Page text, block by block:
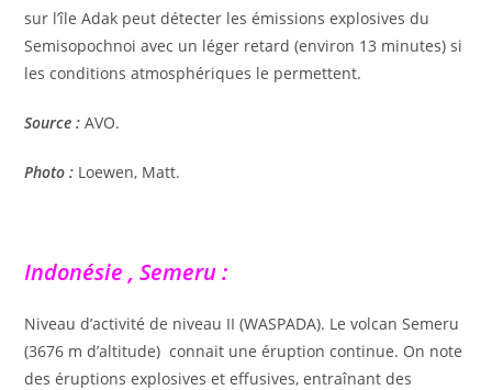
sur l’île Adak peut détecter les émissions explosives du
Semisopochnoi avec un léger retard (environ 13 minutes) si
les conditions atmosphériques le permettent.
Source : AVO.
Photo : Loewen, Matt.
Indonésie , Semeru :
Niveau d’activité de niveau II (WASPADA). Le volcan Semeru
(3676 m d’altitude) connait une éruption continue. On note
des éruptions explosives et effusives, entraînant des